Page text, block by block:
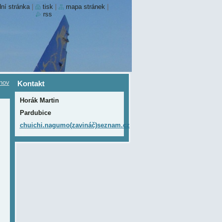
Kontakt
Horák Martin
Pardubice
chuichi.nagumo(zavináč)seznam.cz
stránka tisk mapa stránek
rss